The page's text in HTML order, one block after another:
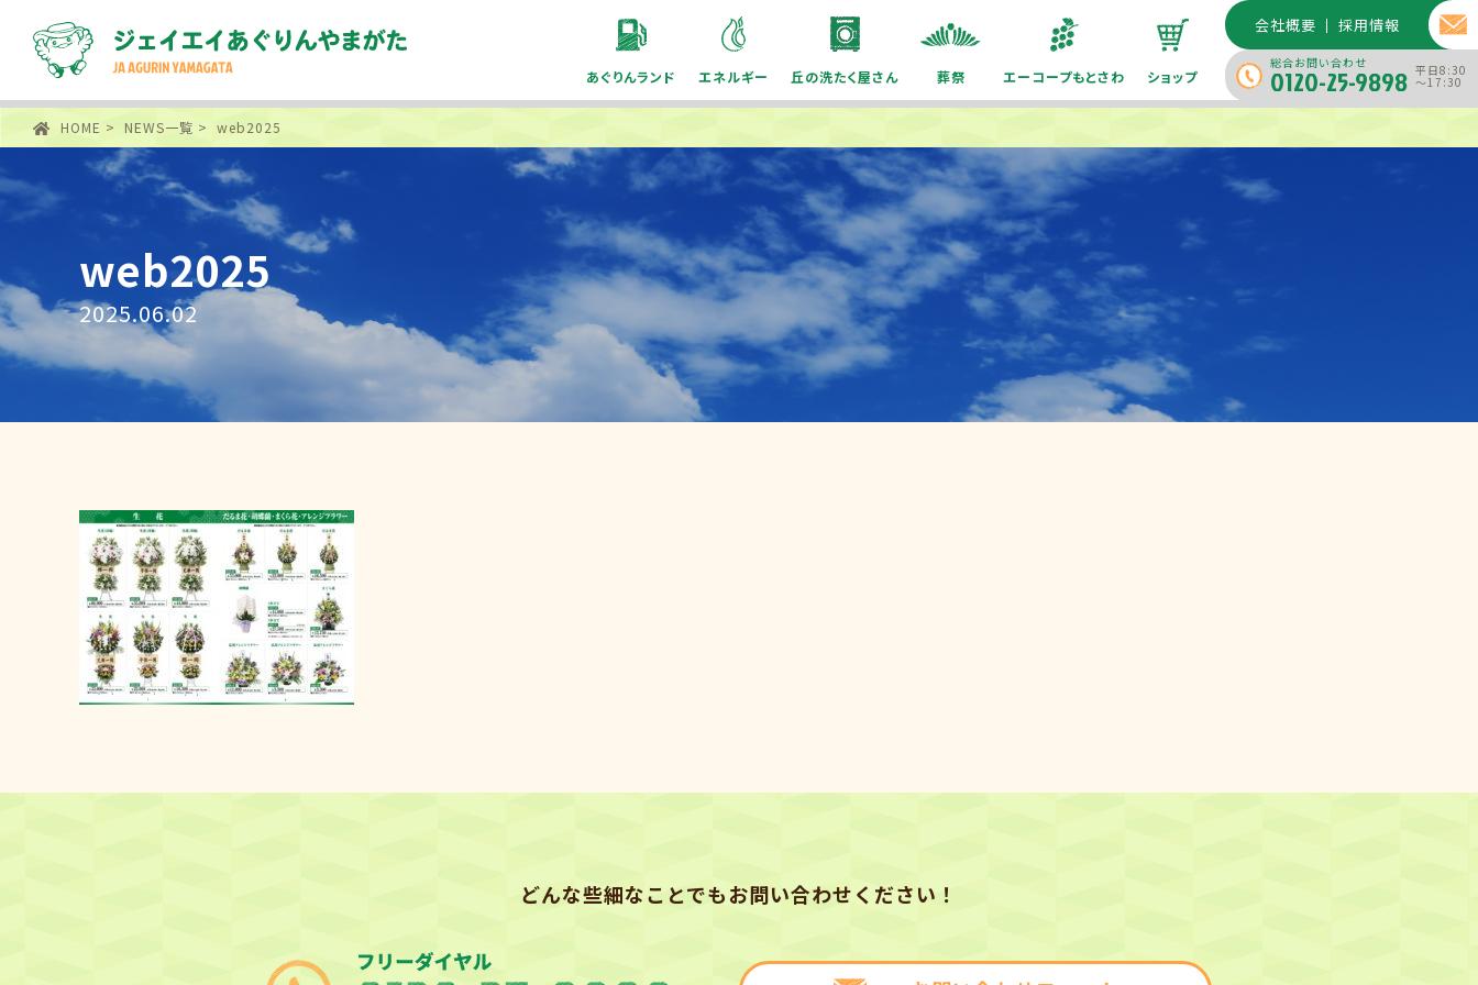
あぐりんランド エネルギー 丘の洗たく屋さん 葬祭 エーコープもとさわ ショップ
会社概要 採用情報
総合お問い合わせ
0120-25-9898 平日8:30
～17:30
HOME > NEWS一覧 > web2025
web2025
2025.06.02
どんな些細なことでもお問い合わせください！